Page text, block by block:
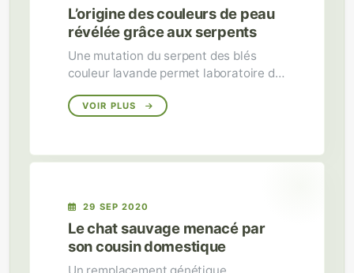
L’origine des couleurs de peau
révélée grâce aux serpents
Une mutation du serpent des blés
couleur lavande permet laboratoire de
mécanismes responsables de
VOIR PLUS
29 SEP 2020
Le chat sauvage menacé par
son cousin domestique